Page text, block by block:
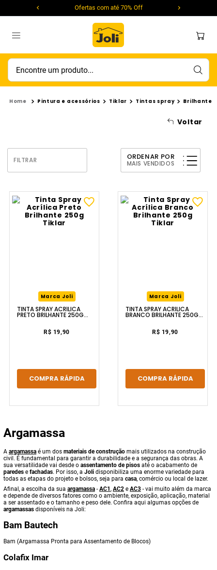
Ofertas com até 70% Off
Encontre um produto...
Voltar
Pintura e acessórios Tiklar Tintas spray Brilhante
FILTRAR ORDENAR POR
MAIS VENDIDOS
Marca Joli
TINTA SPRAY ACRÍLICA
PRETO BRILHANTE 250G
R$ 19,90
COMPRA RÁPIDA
Marca Joli
TINTA SPRAY ACRÍLICA
BRANCO BRILHANTE 250G
R$ 19,90
COMPRA RÁPIDA
Argamassa
A argamassa é um dos materiais de construção mais utilizados na construção
civil. É fundamental para garantir a durabilidade e a segurança das obras. A
sua versatilidade vai desde o assentamento de pisos até o acabamento de
paredes e fachadas. Por isso, a Joli disponibiliza uma enorme variedade para
todas as etapas do projeto e bolsos, seja para casa, comércio ou local de lazer.
Afinal, a escolha da sua argamassa - AC1 , AC2 e AC3 - vai muito além da marca
e depende de diversos fatores como o ambiente, exposição, aplicação, material
a ser assentado e o tamanho e peso dele. Confira aqui algumas opções de
argamassas disponíveis na Joli:
Bam Bautech
Bam (Argamassa Pronta para Assentamento de Blocos)
Colafix Imar